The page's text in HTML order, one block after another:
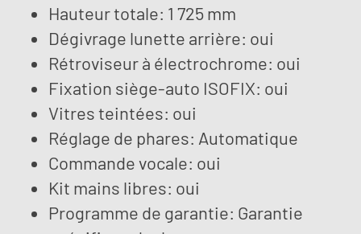
Hauteur totale: 1 725 mm
Dégivrage lunette arrière: oui
Rétroviseur à électrochrome: oui
Fixation siège-auto ISOFIX: oui
Vitres teintées: oui
Réglage de phares: Automatique
Commande vocale: oui
Kit mains libres: oui
Programme de garantie: Garantie